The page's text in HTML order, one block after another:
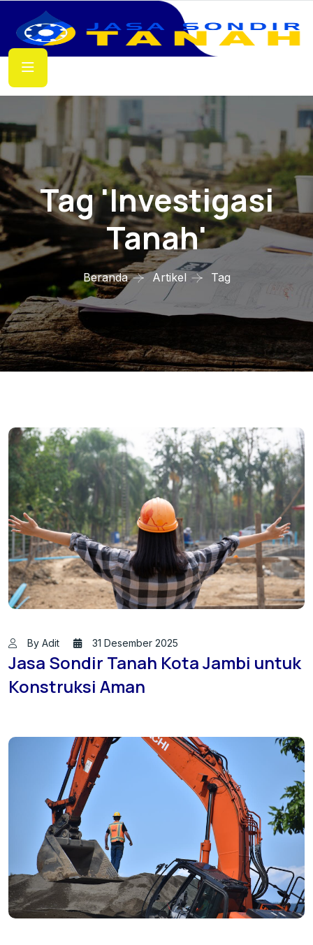
Tag 'investigasi
Tanah'
Beranda Artikel Tag
By Adit 31 Desember 2025
Jasa Sondir Tanah Kota Jambi untuk
Konstruksi Aman